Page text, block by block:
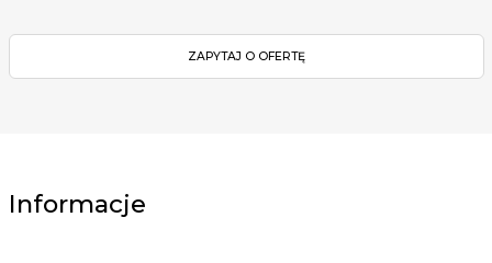
ZAPYTAJ O OFERTĘ
Informacje